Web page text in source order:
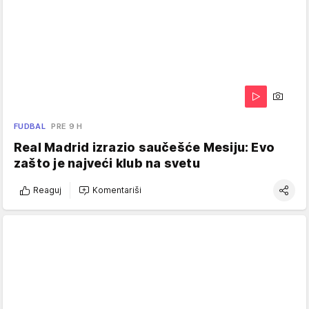
FUDBAL PRE 9 H
Real Madrid izrazio saučešće Mesiju: Evo
zašto je najveći klub na svetu
Reaguj Komentariši